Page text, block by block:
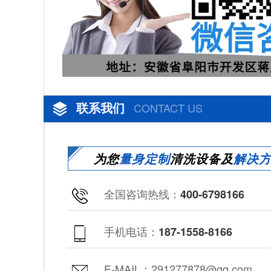
联系我们 CONTACT US
为您量身定制清洗设备及解决
全国咨询热线： 400-6798166
手机电话： 187-1558-8166